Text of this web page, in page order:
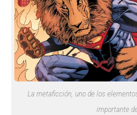
La metaficción, uno de los
importante